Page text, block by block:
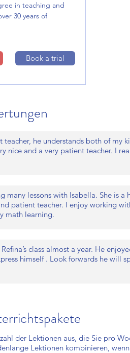
in teaching and
30 years of
Book a trial
teacher, he understands both of my
nice and a very patient teacher. I
many lessons with Isabella. She is a
patient teacher. I enjoy working
math learning.
class almost a year. He
himself . Look forwards he will
der Lektionen aus, die Sie pro
Lektionen kombinieren,